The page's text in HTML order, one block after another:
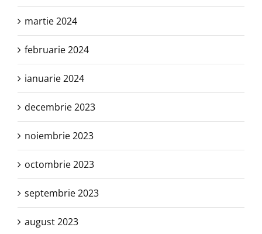
martie 2024
februarie 2024
ianuarie 2024
decembrie 2023
noiembrie 2023
octombrie 2023
septembrie 2023
august 2023